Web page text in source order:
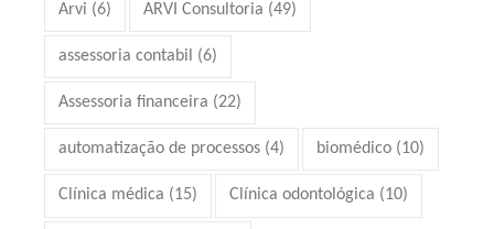
Arvi (6) ARVI Consultoria (49)
assessoria contabil (6)
Assessoria financeira (22)
automatização de processos (4) biomédico (10)
Clínica médica (15) Clínica odontológica (10)